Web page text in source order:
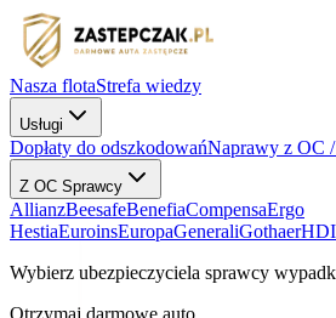
Nasza flotaStrefa wiedzy
Usługi
Dopłaty do odszkodowańNaprawy z OC
Z OC Sprawcy
AllianzBeesafeBenefiaCompensaErgo
HestiaEuroinsEuropaGeneraliGothaerHDI
Wybierz ubezpieczyciela sprawcy
Otrzymaj darmowe auto